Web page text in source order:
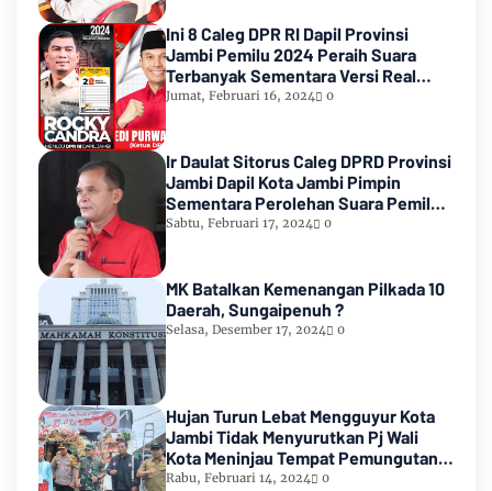
Ini 8 Caleg DPR RI Dapil Provinsi
Jambi Pemilu 2024 Peraih Suara
Terbanyak Sementara Versi Real
Count KPU RI
Jumat, Februari 16, 2024 0
Ir Daulat Sitorus Caleg DPRD Provinsi
Jambi Dapil Kota Jambi Pimpin
Sementara Perolehan Suara Pemilu
2024
Sabtu, Februari 17, 2024 0
MK Batalkan Kemenangan Pilkada 10
Daerah, Sungaipenuh ?
Selasa, Desember 17, 2024 0
Hujan Turun Lebat Mengguyur Kota
Jambi Tidak Menyurutkan Pj Wali
Kota Meninjau Tempat Pemungutan
Suara Pemilu 2024
Rabu, Februari 14, 2024 0